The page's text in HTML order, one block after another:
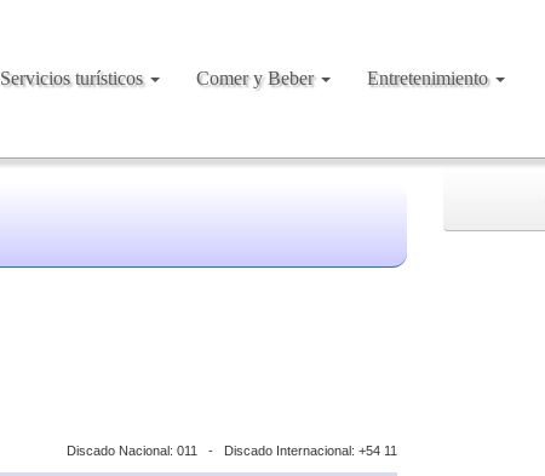
Servicios turísticos Comer y Beber Entretenimiento
Discado Nacional: 011 - Discado Internacional: +54 11